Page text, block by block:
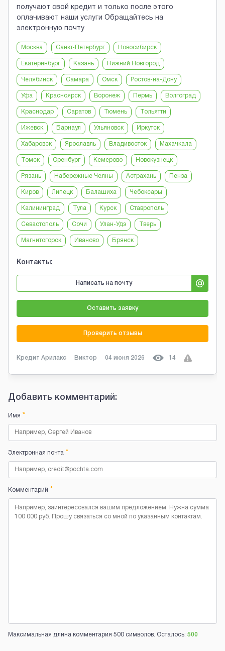
получают свой кредит и только после этого
оплачивают наши услуги Обращайтесь на
электронную почту
Москва Санкт-Петербург Новосибирск
Екатеринбург Казань Нижний Новгород
Челябинск Самара Омск Ростов-на-Дону
Уфа Красноярск Воронеж Пермь Волгоград
Краснодар Саратов Тюмень Тольятти
Ижевск Барнаул Ульяновск Иркутск
Хабаровск Ярославль Владивосток Махачкала
Томск Оренбург Кемерово Новокузнецк
Рязань Набережные Челны Астрахань Пенза
Киров Липецк Балашиха Чебоксары
Калининград Тула Курск Ставрополь
Севастополь Сочи Улан-Удэ Тверь
Магнитогорск Иваново Брянск
Контакты:
Написать на почту
Оставить заявку
Проверить отзывы
Кредит Арилакс Виктор 04 июня 2026 14
Добавить комментарий:
Имя *
Электронная почта *
Комментарий *
Максимальная длина комментария 500 символов. Осталось: 500